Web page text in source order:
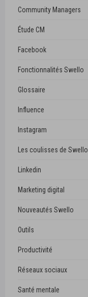
Community Managers
Étude CM
Facebook
Fonctionnalités Swello
Glossaire
Influence
Instagram
Les coulisses de Swello
Linkedin
Marketing digital
Nouveautés Swello
Outils
Productivité
Réseaux sociaux
Santé mentale